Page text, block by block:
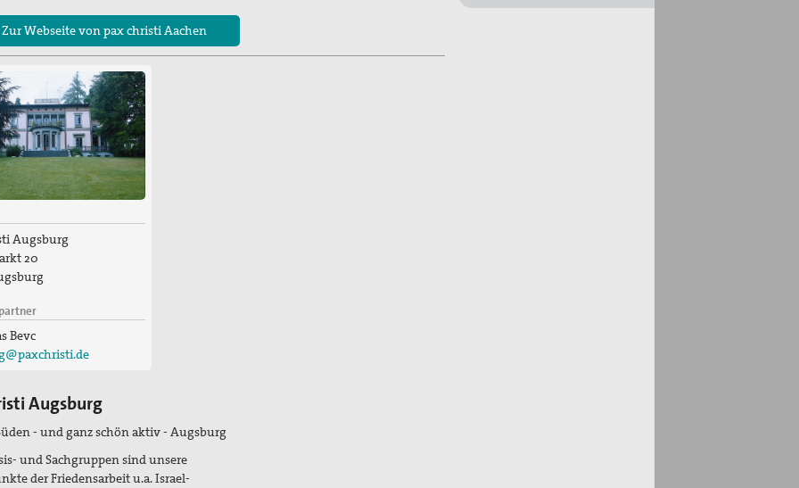
Zur Webseite von pax christi Aachen
Augsburg
20
Bevc
Augsburg
- und ganz schön aktiv - Augsburg
und Sachgruppen sind unsere
der Friedensarbeit u.a. Israel-